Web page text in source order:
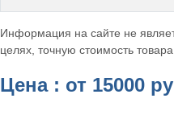
Информация на сайте не
целях, точную стоимость
Цена : от 15000